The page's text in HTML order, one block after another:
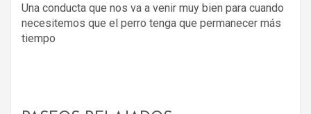
Una conducta que nos va a venir muy bien para cuando
necesitemos que el perro tenga que permanecer más
tiempo